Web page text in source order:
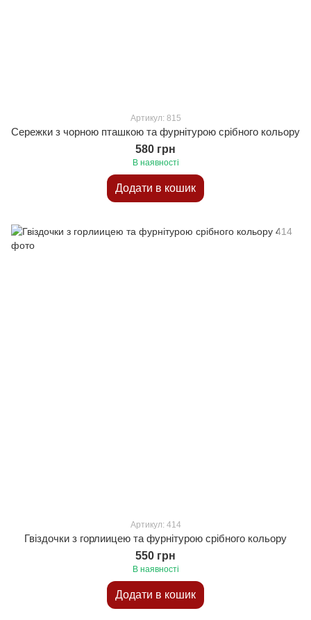
Артикул: 815
Сережки з чорною пташкою та фурнітурою срібного кольору
580 грн
В наявності
Додати в кошик
Артикул: 414
Гвіздочки з горлиицею та фурнітурою срібного кольору
550 грн
В наявності
Додати в кошик